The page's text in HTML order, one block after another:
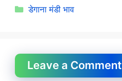
Categories
डेगाना मंडी भाव
Leave a Comment